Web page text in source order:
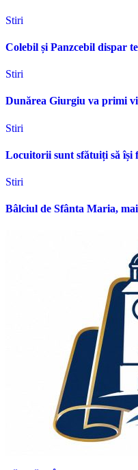
Stiri
Colebil și Panzcebil dispar
Stiri
Dunărea Giurgiu va primi
Stiri
Locuitorii sunt sfătuiți să își
Stiri
Bâlciul de Sfânta Maria,